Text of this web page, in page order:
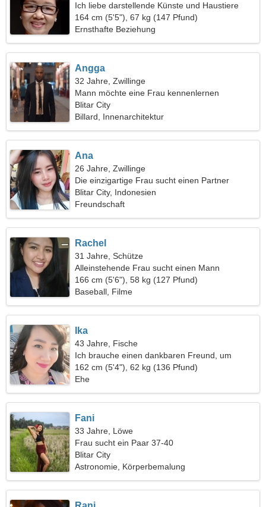
Ich liebe darstellende Künste und Haustiere
164 cm (5'5"), 67 kg (147 Pfund)
Ernsthafte Beziehung
Angga
32 Jahre, Zwillinge
Mann möchte eine Frau kennenlernen
Blitar City
Billard, Innenarchitektur
Ana
26 Jahre, Zwillinge
Die einzigartige Frau sucht einen Partner
Blitar City, Indonesien
Freundschaft
Rachel
31 Jahre, Schütze
Alleinstehende Frau sucht einen Mann
166 cm (5'6"), 58 kg (127 Pfund)
Baseball, Filme
Ika
43 Jahre, Fische
Ich brauche einen dankbaren Freund, um
zusammen zu kochen
162 cm (5'4"), 62 kg (136 Pfund)
Ehe
Fani
33 Jahre, Löwe
Frau sucht ein Paar 37-40
Blitar City
Astronomie, Körperbemalung